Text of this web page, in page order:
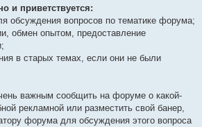
и приветствуется:
обсуждения вопросов по тематике форума;
обмен опытом, предоставление
в старых темах, если они не были
важным сообщить на форуме о какой-
рекламной или разместить свой банер,
форума для обсуждения этого вопроса